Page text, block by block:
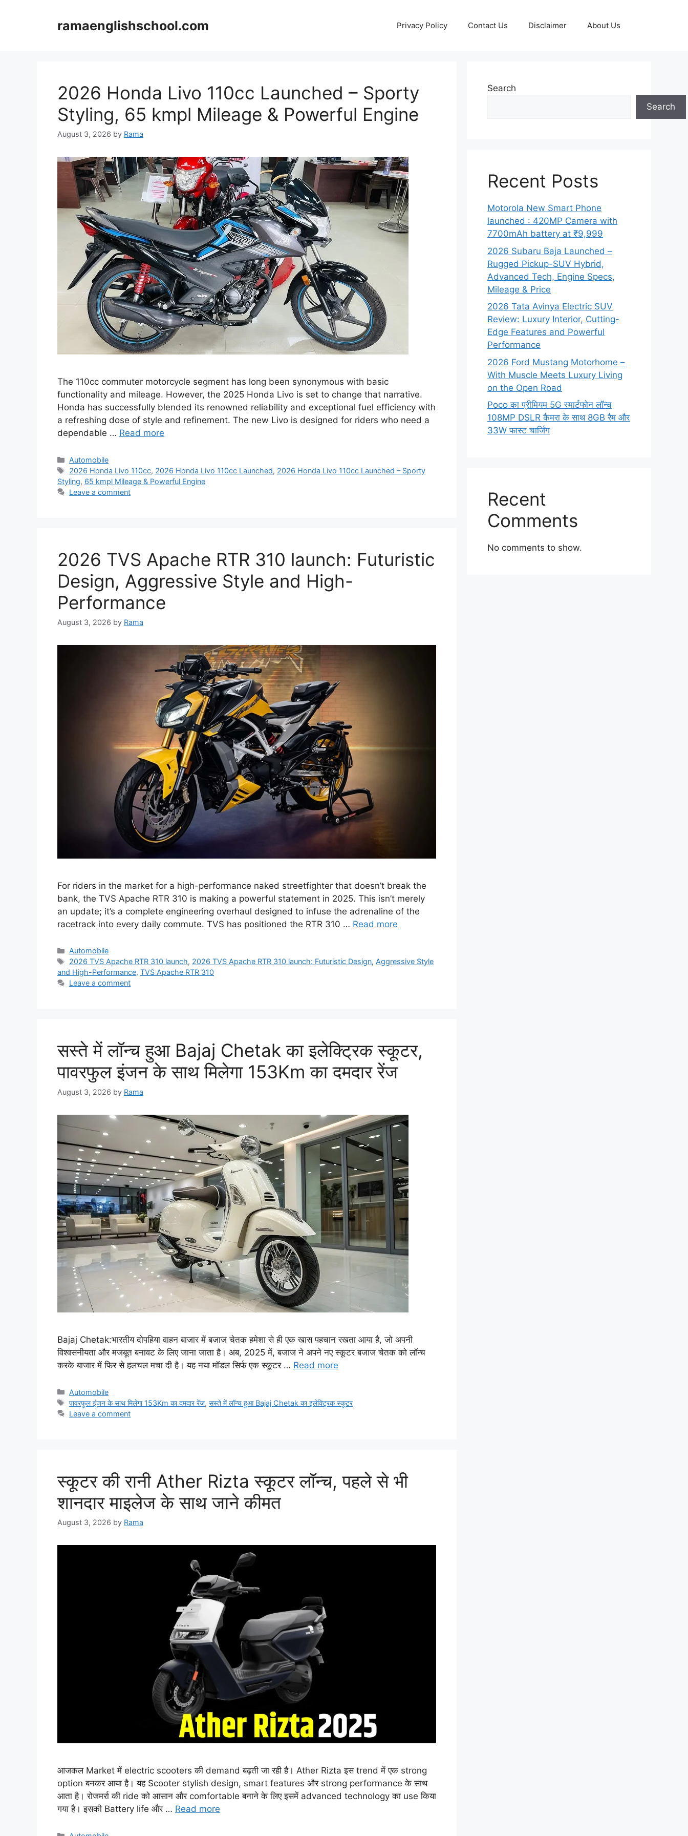
ramaenglishschool.com Privacy Policy Contact Us Disclaimer About Us
2026 Honda Livo 110cc Launched – Sporty
Styling, 65 kmpl Mileage & Powerful Engine
August 3, 2026 by Rama
The 110cc commuter motorcycle segment has long been synonymous with basic
functionality and mileage. However, the 2025 Honda Livo is set to change that narrative.
Honda has successfully blended its renowned reliability and exceptional fuel efficiency with
a refreshing dose of style and refinement. The new Livo is designed for riders who need a
dependable … Read more
Categories
Automobile
Tags
2026 Honda Livo 110cc, 2026 Honda Livo 110cc Launched, 2026 Honda Livo 110cc Launched – Sporty
Styling, 65 kmpl Mileage & Powerful Engine
Leave a comment
2026 TVS Apache RTR 310 launch: Futuristic
Design, Aggressive Style and High-
Performance
August 3, 2026 by Rama
For riders in the market for a high-performance naked streetfighter that doesn’t break the
bank, the TVS Apache RTR 310 is making a powerful statement in 2025. This isn’t merely
an update; it’s a complete engineering overhaul designed to infuse the adrenaline of the
racetrack into every daily commute. TVS has positioned the RTR 310 … Read more
Categories
Automobile
Tags
2026 TVS Apache RTR 310 launch, 2026 TVS Apache RTR 310 launch: Futuristic Design,Aggressive Style
and High-Performance, TVS Apache RTR 310
Leave a comment
सस्ते में लॉन्च हुआ Bajaj Chetak का इलेक्ट्रिक स्कूटर,
पावरफुल इंजन के साथ मिलेगा 153Km का दमदार रेंज
August 3, 2026 by Rama
Bajaj Chetak:भारतीय दोपहिया वाहन बाजार में बजाज चेतक हमेशा से ही एक खास पहचान रखता आया है, जो अपनी
विश्वसनीयता और मजबूत बनावट के लिए जाना जाता है। अब, 2025 में, बजाज ने अपने नए स्कूटर बजाज चेतक को लॉन्च
करके बाजार में फिर से हलचल मचा दी है। यह नया मॉडल सिर्फ एक स्कूटर … Read more
Categories
Automobile
Tags
पावरफुल इंजन के साथ मिलेगा 153Km का दमदार रेंज,सस्ते में लॉन्च हुआ Bajaj Chetak का इलेक्ट्रिक स्कूटर
Leave a comment
स्कूटर की रानी Ather Rizta स्कूटर लॉन्च, पहले से भी
शानदार माइलेज के साथ जाने कीमत
August 3, 2026 by Rama
आजकल Market में electric scooters की demand बढ़ती जा रही है। Ather Rizta इस trend में एक strong
option बनकर आया है। यह Scooter stylish design, smart features और strong performance के साथ
आता है। रोजमर्रा की ride को आसान और comfortable बनाने के लिए इसमें advanced technology का use किया
गया है। इसकी Battery life और … Read more
Search
Search
Recent Posts
Motorola New Smart Phone
launched : 420MP Camera with
7700mAh battery at ₹9,999
2026 Subaru Baja Launched –
Rugged Pickup-SUV Hybrid,
Advanced Tech, Engine Specs,
Mileage & Price
2026 Tata Avinya Electric SUV
Review: Luxury Interior, Cutting-
Edge Features and Powerful
Performance
2026 Ford Mustang Motorhome –
With Muscle Meets Luxury Living
on the Open Road
Poco का प्रीमियम 5G स्मार्टफोन लॉन्च
108MP DSLR कैमरा के साथ 8GB रैम और
33W फास्ट चार्जिंग
Recent
Comments
No comments to show.